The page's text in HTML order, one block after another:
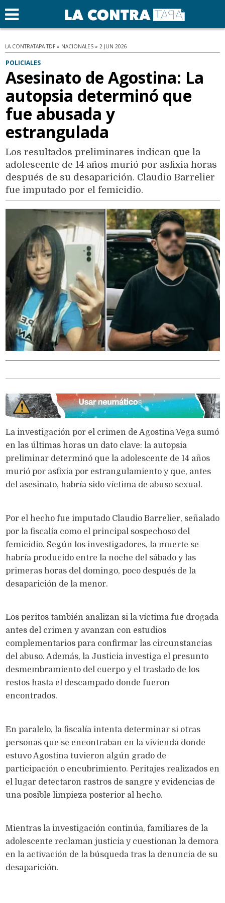
LA CONTRATAPA TDF » NACIONALES » 2 JUN 2026
POLICIALES
Asesinato de Agostina: La
autopsia determinó que
fue abusada y
estrangulada
Los resultados preliminares indican que la
adolescente de 14 años murió por asfixia horas
después de su desaparición. Claudio Barrelier
fue imputado por el femicidio.
La investigación por el crimen de Agostina Vega sumó
en las últimas horas un dato clave: la autopsia
preliminar determinó que la adolescente de 14 años
murió por asfixia por estrangulamiento y que, antes
del asesinato, habría sido víctima de abuso sexual.
Por el hecho fue imputado Claudio Barrelier, señalado
por la fiscalía como el principal sospechoso del
femicidio. Según los investigadores, la muerte se
habría producido entre la noche del sábado y las
primeras horas del domingo, poco después de la
desaparición de la menor.
Los peritos también analizan si la víctima fue drogada
antes del crimen y avanzan con estudios
complementarios para confirmar las circunstancias
del abuso. Además, la Justicia investiga el presunto
desmembramiento del cuerpo y el traslado de los
restos hasta el descampado donde fueron
encontrados.
En paralelo, la fiscalía intenta determinar si otras
personas que se encontraban en la vivienda donde
estuvo Agostina tuvieron algún grado de
participación o encubrimiento. Peritajes realizados en
el lugar detectaron rastros de sangre y evidencias de
una posible limpieza posterior al hecho.
Mientras la investigación continúa, familiares de la
adolescente reclaman justicia y cuestionan la demora
en la activación de la búsqueda tras la denuncia de su
desaparición.